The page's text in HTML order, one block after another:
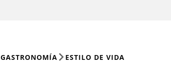
GASTRONOMÍA ESTILO DE VIDA